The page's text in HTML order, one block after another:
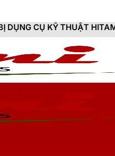
HITAMI - CUNG